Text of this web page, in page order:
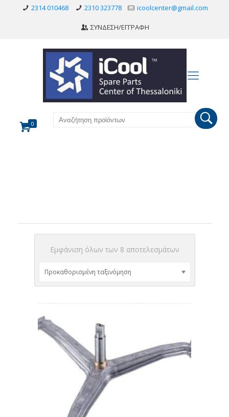
2314 010468 2310 323778 icoolcenter@gmail.com
ΣΥΝΔΕΣΗ/ΕΓΓΡΑΦΗ
0
Εμφάνιση όλων των 8 αποτελεσμάτων